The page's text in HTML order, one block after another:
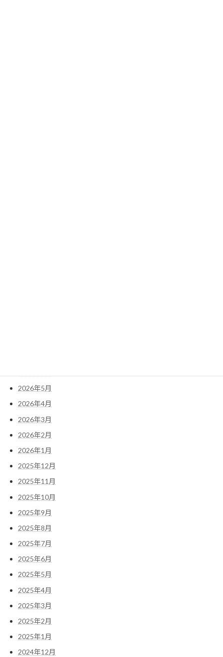
2026年5月
2026年4月
2026年3月
2026年2月
2026年1月
2025年12月
2025年11月
2025年10月
2025年9月
2025年8月
2025年7月
2025年6月
2025年5月
2025年4月
2025年3月
2025年2月
2025年1月
2024年12月